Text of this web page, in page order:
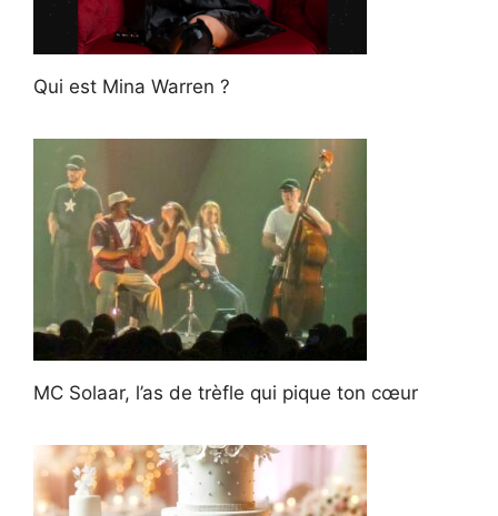
Qui est Mina Warren ?
MC Solaar, l’as de trèfle qui pique ton cœur